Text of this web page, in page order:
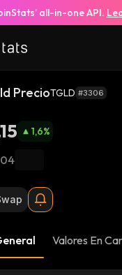
all-in-one API.
PrecioTGLD #3306
1,6%
Valores En